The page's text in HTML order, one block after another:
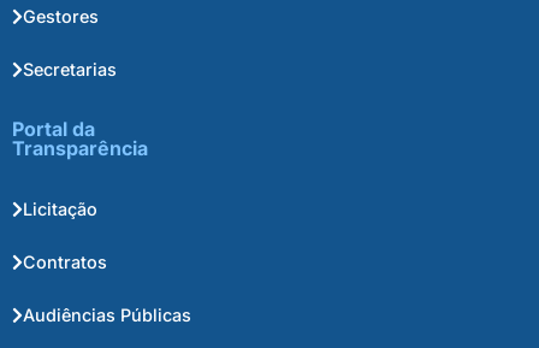
Gestores
Secretarias
Portal da
Transparência
Licitação
Contratos
Audiências Públicas